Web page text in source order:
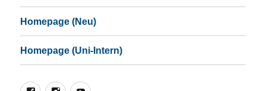
Homepage (Neu)
Homepage (Uni-Intern)